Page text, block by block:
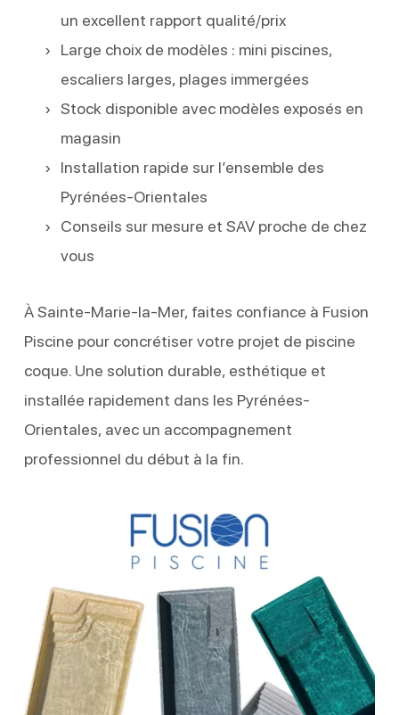
un excellent rapport qualité/prix
Large choix de modèles : mini piscines,
escaliers larges, plages immergées
Stock disponible avec modèles exposés en
magasin
Installation rapide sur l’ensemble des
Pyrénées-Orientales
Conseils sur mesure et SAV proche de chez
vous
À Sainte-Marie-la-Mer, faites confiance à Fusion
Piscine pour concrétiser votre projet de piscine
coque. Une solution durable, esthétique et
installée rapidement dans les Pyrénées-
Orientales, avec un accompagnement
professionnel du début à la fin.